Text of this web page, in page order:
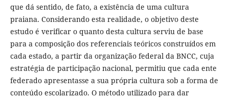
que dá sentido, de fato, a existência de uma cultura
praiana. Considerando esta realidade, o objetivo deste
estudo é verificar o quanto desta cultura serviu de base
para a composição dos referenciais teóricos construídos em
cada estado, a partir da organização federal da BNCC, cuja
estratégia de participação nacional, permitiu que cada ente
federado apresentasse a sua própria cultura sob a forma de
conteúdo escolarizado. O método utilizado para dar